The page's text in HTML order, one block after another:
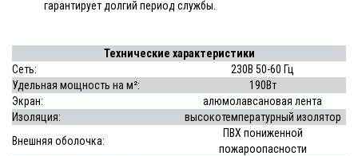
гарантирует долгий период службы.
Технические характеристики
Сеть:
230В 50-60 Гц
Удельная мощность на м²:
190Вт
Экран:
алюмолавсановая лента
Изоляция:
высокотемпературный изолятор
Внешняя оболочка:
ПВХ пониженной
пожароопасности